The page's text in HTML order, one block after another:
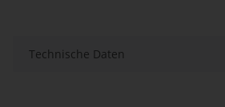
Technische Daten